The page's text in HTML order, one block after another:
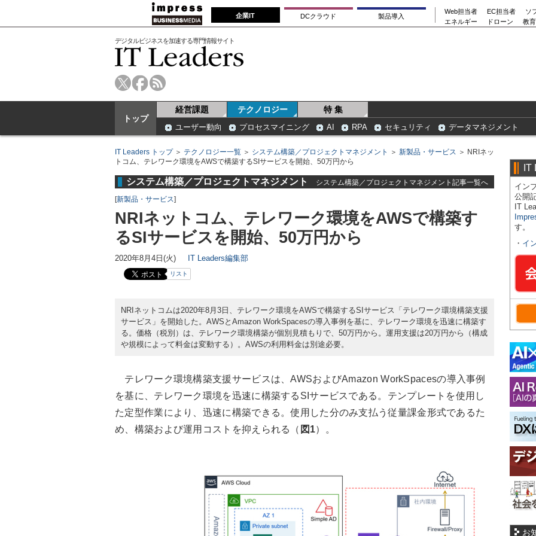
企業IT DCクラウド 製品導入
Web担当者 EC担当者
ソ
エネルギー
ドローン 教
デジタルビジネスを加速する専門情報サイト
トップ
経営課題 テクノロジー 特 集
ユーザー動向 プロセスマイニング AI RPA セキュリティ データマネジメント
IT Leaders トップ＞ テクノロジー一覧 ＞ システム構築／プロジェクトマネジメント ＞ 新製品・サービス ＞ NRIネッ
トコム、テレワーク環境をAWSで構築するSIサービスを開始、50万円から
システム構築／プロジェクトマネジメント
システム構築／プロジェクトマネジメント記事一覧へ
[新製品・サービス]
NRIネットコム、テレワーク環境をAWSで構築す
るSIサービスを開始、50万円から
2020年8月4日(火) IT Leaders編集部
リスト
NRIネットコムは2020年8月3日、テレワーク環境をAWSで構築するSIサービス「テレワーク環境構築支援
サービス」を開始した。AWSとAmazon WorkSpacesの導入事例を基に、テレワーク環境を迅速に構築す
る。価格（税別）は、テレワーク環境構築が個別見積もりで、50万円から。運用支援は20万円から（構成
や規模によって料金は変動する）。AWSの利用料金は別途必要。
テレワーク環境構築支援サービスは、AWSおよびAmazon WorkSpacesの導入事例
を基に、テレワーク環境を迅速に構築するSIサービスである。テンプレートを使用し
た定型作業により、迅速に構築できる。使用した分のみ支払う従量課金形式であるた
め、構築および運用コストを抑えられる（ 図1）。
IT
イン
公開
IT
す。
・ イ
お